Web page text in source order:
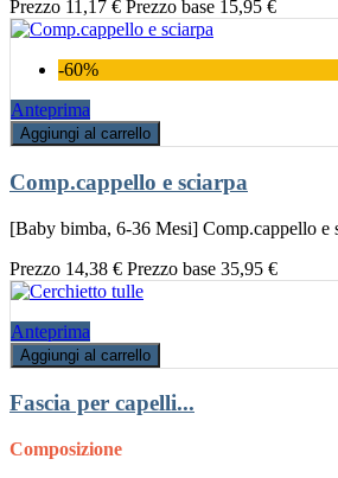
Prezzo 11,17 € Prezzo base 15,95 €
-60%
Anteprima
Aggiungi al carrello
Comp.cappello e sciarpa
[Baby bimba, 6-36 Mesi] Comp.cappello e
Prezzo 14,38 € Prezzo base 35,95 €
Anteprima
Aggiungi al carrello
Fascia per capelli...
Composizione